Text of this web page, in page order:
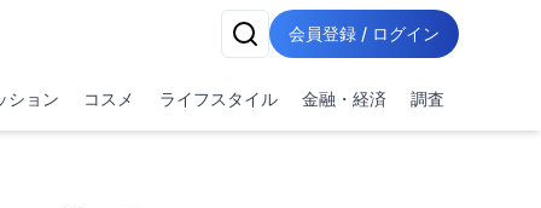
会員登録 / ログイン
ション コスメ ライフスタイル 金融・経済 調査